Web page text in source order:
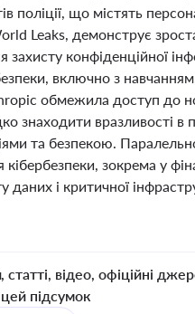
що містять
Leaks, демонструє
конфіденційної
включно з
обмежила доступ до
знаходити вразливості в
та безпекою.
зокрема у
і критичної
відео, офіційні
підсумок